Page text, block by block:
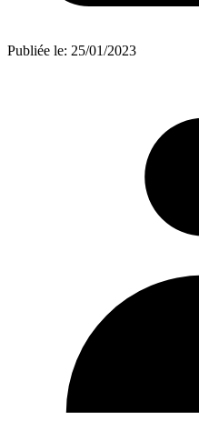
Publiée le: 25/01/2023